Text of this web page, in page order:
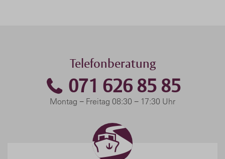
Telefonberatung
071 626 85 85
Montag − Freitag 08:30 − 17:30 Uhr